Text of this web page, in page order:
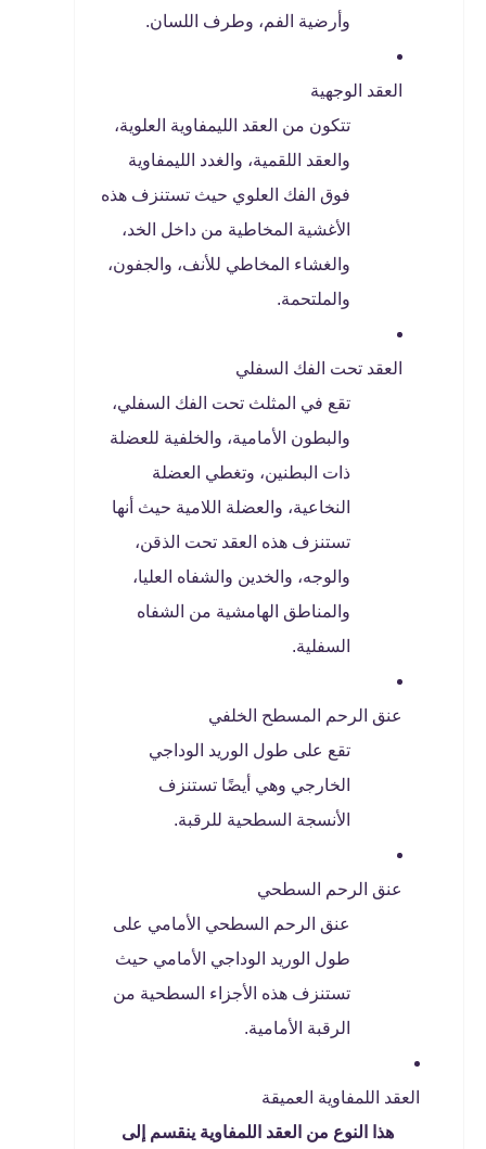
وأرضية الفم، وطرف اللسان.
العقد الوجهية
تتكون من العقد الليمفاوية العلوية،
والعقد اللقمية، والغدد الليمفاوية
فوق الفك العلوي حيث تستنزف هذه
الأغشية المخاطية من داخل الخد،
والغشاء المخاطي للأنف، والجفون،
والملتحمة.
العقد تحت الفك السفلي
تقع في المثلث تحت الفك السفلي،
والبطون الأمامية، والخلفية للعضلة
ذات البطنين، وتغطي العضلة
النخاعية، والعضلة اللامية حيث أنها
تستنزف هذه العقد تحت الذقن،
والوجه، والخدين والشفاه العليا،
والمناطق الهامشية من الشفاه
السفلية.
عنق الرحم المسطح الخلفي
تقع على طول الوريد الوداجي
الخارجي وهي أيضًا تستنزف
الأنسجة السطحية للرقبة.
عنق الرحم السطحي
عنق الرحم السطحي الأمامي على
طول الوريد الوداجي الأمامي حيث
تستنزف هذه الأجزاء السطحية من
الرقبة الأمامية.
العقد اللمفاوية العميقة
هذا النوع من العقد اللمفاوية ينقسم إلى